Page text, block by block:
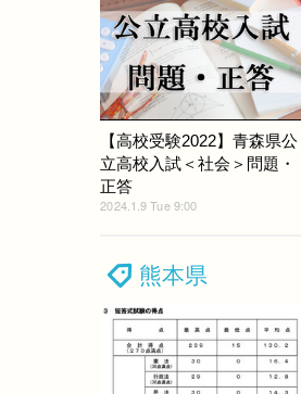
【高校受験2022】青森県公
立高校入試＜社会＞問題・
正答
2024.1.9 Tue 9:00
熊本県